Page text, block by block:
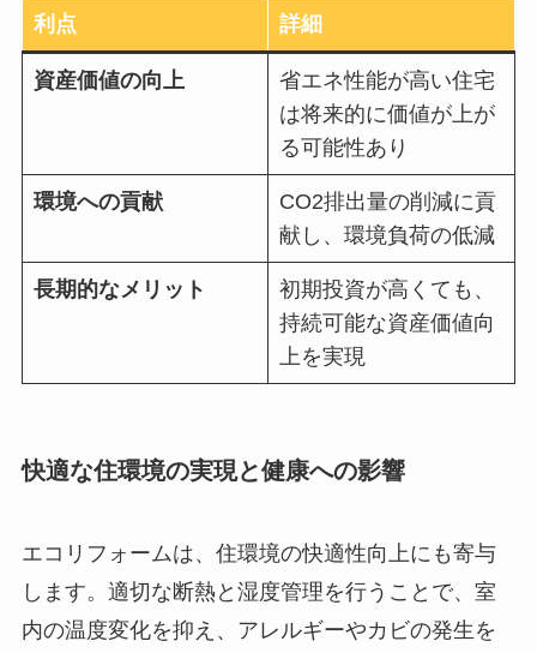
利点 詳細
資産価値の向上
省エネ性能が高い住宅
は将来的に価値が上が
る可能性あり
環境への貢献
CO2排出量の削減に貢
献し、環境負荷の低減
長期的なメリット
初期投資が高くても、
持続可能な資産価値向
上を実現
快適な住環境の実現と健康への影響
エコリフォームは、住環境の快適性向上にも寄与
します。適切な断熱と湿度管理を行うことで、室
内の温度変化を抑え、アレルギーやカビの発生を